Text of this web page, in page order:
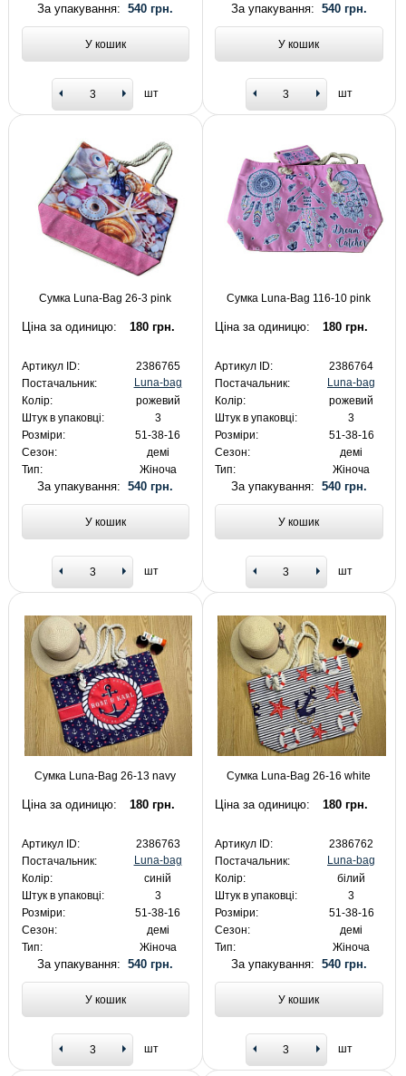
За упакування:540 грн.
У кошик
шт
За упакування: 540 грн.
У кошик
шт
Сумка Luna-Bag 26-3 pink
Ціна за одиницю: 180 грн.
Артикул ID:
2386765
Постачальник:
Luna-bag
Колір:
рожевий
Штук в упаковці:
3
Розміри:
51-38-16
Сезон:
демі
Тип:
Жіноча
За упакування:540 грн.
У кошик
шт
Сумка Luna-Bag 116-10 pink
Ціна за одиницю: 180 грн.
Артикул ID:
2386764
Постачальник:
Luna-bag
Колір:
рожевий
Штук в упаковці:
3
Розміри:
51-38-16
Сезон:
демі
Тип:
Жіноча
За упакування: 540 грн.
У кошик
шт
Сумка Luna-Bag 26-13 navy
Ціна за одиницю: 180 грн.
Артикул ID:
2386763
Постачальник:
Luna-bag
Колір:
синій
Штук в упаковці:
3
Розміри:
51-38-16
Сезон:
демі
Тип:
Жіноча
За упакування:540 грн.
У кошик
шт
Сумка Luna-Bag 26-16 white
Ціна за одиницю: 180 грн.
Артикул ID:
2386762
Постачальник:
Luna-bag
Колір:
білий
Штук в упаковці:
3
Розміри:
51-38-16
Сезон:
демі
Тип:
Жіноча
За упакування: 540 грн.
У кошик
шт